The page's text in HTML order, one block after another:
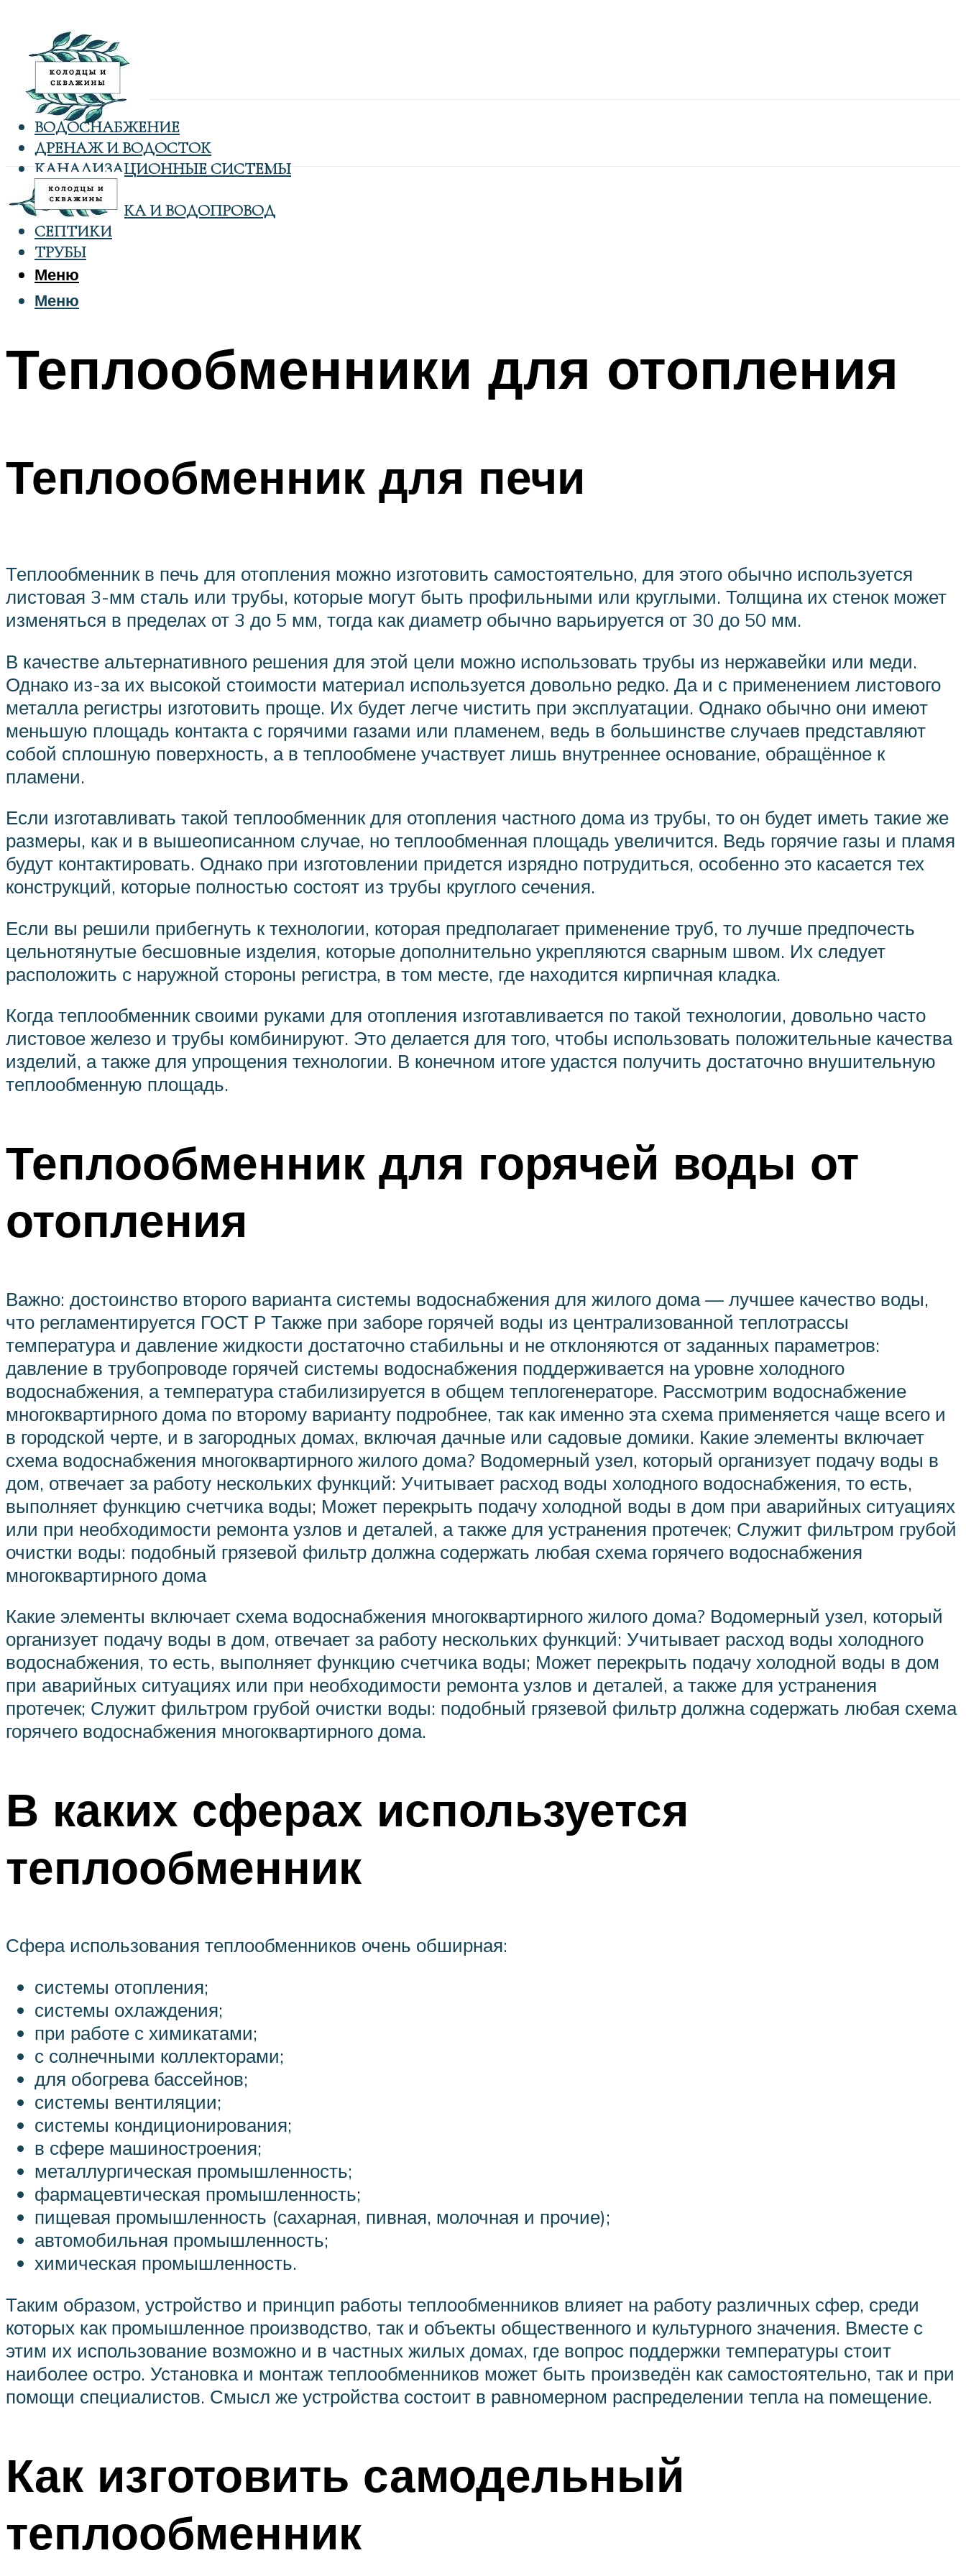
ВОДОСНАБЖЕНИЕ
ДРЕНАЖ И ВОДОСТОК
КАНАЛИЗАЦИОННЫЕ СИСТЕМЫ
КОЛОДЦЫ
САНТЕХНИКА И ВОДОПРОВОД
СЕПТИКИ
ТРУБЫ
Меню
Меню
Теплообменники для отопления
Теплообменник для печи
Теплообменник в печь для отопления можно изготовить самостоятельно, для этого обычно используется
листовая 3-мм сталь или трубы, которые могут быть профильными или круглыми. Толщина их стенок может
изменяться в пределах от 3 до 5 мм, тогда как диаметр обычно варьируется от 30 до 50 мм.
В качестве альтернативного решения для этой цели можно использовать трубы из нержавейки или меди.
Однако из-за их высокой стоимости материал используется довольно редко. Да и с применением листового
металла регистры изготовить проще. Их будет легче чистить при эксплуатации. Однако обычно они имеют
меньшую площадь контакта с горячими газами или пламенем, ведь в большинстве случаев представляют
собой сплошную поверхность, а в теплообмене участвует лишь внутреннее основание, обращённое к
пламени.
Если изготавливать такой теплообменник для отопления частного дома из трубы, то он будет иметь такие же
размеры, как и в вышеописанном случае, но теплообменная площадь увеличится. Ведь горячие газы и пламя
будут контактировать. Однако при изготовлении придется изрядно потрудиться, особенно это касается тех
конструкций, которые полностью состоят из трубы круглого сечения.
Если вы решили прибегнуть к технологии, которая предполагает применение труб, то лучше предпочесть
цельнотянутые бесшовные изделия, которые дополнительно укрепляются сварным швом. Их следует
расположить с наружной стороны регистра, в том месте, где находится кирпичная кладка.
Когда теплообменник своими руками для отопления изготавливается по такой технологии, довольно часто
листовое железо и трубы комбинируют. Это делается для того, чтобы использовать положительные качества
изделий, а также для упрощения технологии. В конечном итоге удастся получить достаточно внушительную
теплообменную площадь.
Теплообменник для горячей воды от
отопления
Важно: достоинство второго варианта системы водоснабжения для жилого дома — лучшее качество воды,
что регламентируется ГОСТ Р Также при заборе горячей воды из централизованной теплотрассы
температура и давление жидкости достаточно стабильны и не отклоняются от заданных параметров:
давление в трубопроводе горячей системы водоснабжения поддерживается на уровне холодного
водоснабжения, а температура стабилизируется в общем теплогенераторе. Рассмотрим водоснабжение
многоквартирного дома по второму варианту подробнее, так как именно эта схема применяется чаще всего и
в городской черте, и в загородных домах, включая дачные или садовые домики. Какие элементы включает
схема водоснабжения многоквартирного жилого дома? Водомерный узел, который организует подачу воды в
дом, отвечает за работу нескольких функций: Учитывает расход воды холодного водоснабжения, то есть,
выполняет функцию счетчика воды; Может перекрыть подачу холодной воды в дом при аварийных ситуациях
или при необходимости ремонта узлов и деталей, а также для устранения протечек; Служит фильтром грубой
очистки воды: подобный грязевой фильтр должна содержать любая схема горячего водоснабжения
многоквартирного дома
Какие элементы включает схема водоснабжения многоквартирного жилого дома? Водомерный узел, который
организует подачу воды в дом, отвечает за работу нескольких функций: Учитывает расход воды холодного
водоснабжения, то есть, выполняет функцию счетчика воды; Может перекрыть подачу холодной воды в дом
при аварийных ситуациях или при необходимости ремонта узлов и деталей, а также для устранения
протечек; Служит фильтром грубой очистки воды: подобный грязевой фильтр должна содержать любая схема
горячего водоснабжения многоквартирного дома.
В каких сферах используется
теплообменник
Сфера использования теплообменников очень обширная:
системы отопления;
системы охлаждения;
при работе с химикатами;
с солнечными коллекторами;
для обогрева бассейнов;
системы вентиляции;
системы кондиционирования;
в сфере машиностроения;
металлургическая промышленность;
фармацевтическая промышленность;
пищевая промышленность (сахарная, пивная, молочная и прочие);
автомобильная промышленность;
химическая промышленность.
Таким образом, устройство и принцип работы теплообменников влияет на работу различных сфер, среди
которых как промышленное производство, так и объекты общественного и культурного значения. Вместе с
этим их использование возможно и в частных жилых домах, где вопрос поддержки температуры стоит
наиболее остро. Установка и монтаж теплообменников может быть произведён как самостоятельно, так и при
помощи специалистов. Смысл же устройства состоит в равномерном распределении тепла на помещение.
Как изготовить самодельный
теплообменник